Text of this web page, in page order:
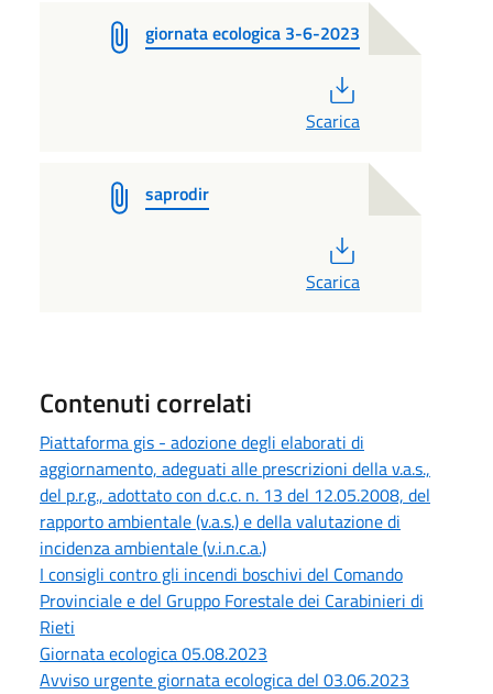
giornata ecologica 3-6-2023
Scarica
saprodir
Scarica
Contenuti correlati
Piattaforma gis - adozione degli elaborati di
aggiornamento, adeguati alle prescrizioni della v.a.s.,
del p.r.g., adottato con d.c.c. n. 13 del 12.05.2008, del
rapporto ambientale (v.a.s.) e della valutazione di
incidenza ambientale (v.i.n.c.a.)
I consigli contro gli incendi boschivi del Comando
Provinciale e del Gruppo Forestale dei Carabinieri di
Rieti
Giornata ecologica 05.08.2023
Avviso urgente giornata ecologica del 03.06.2023